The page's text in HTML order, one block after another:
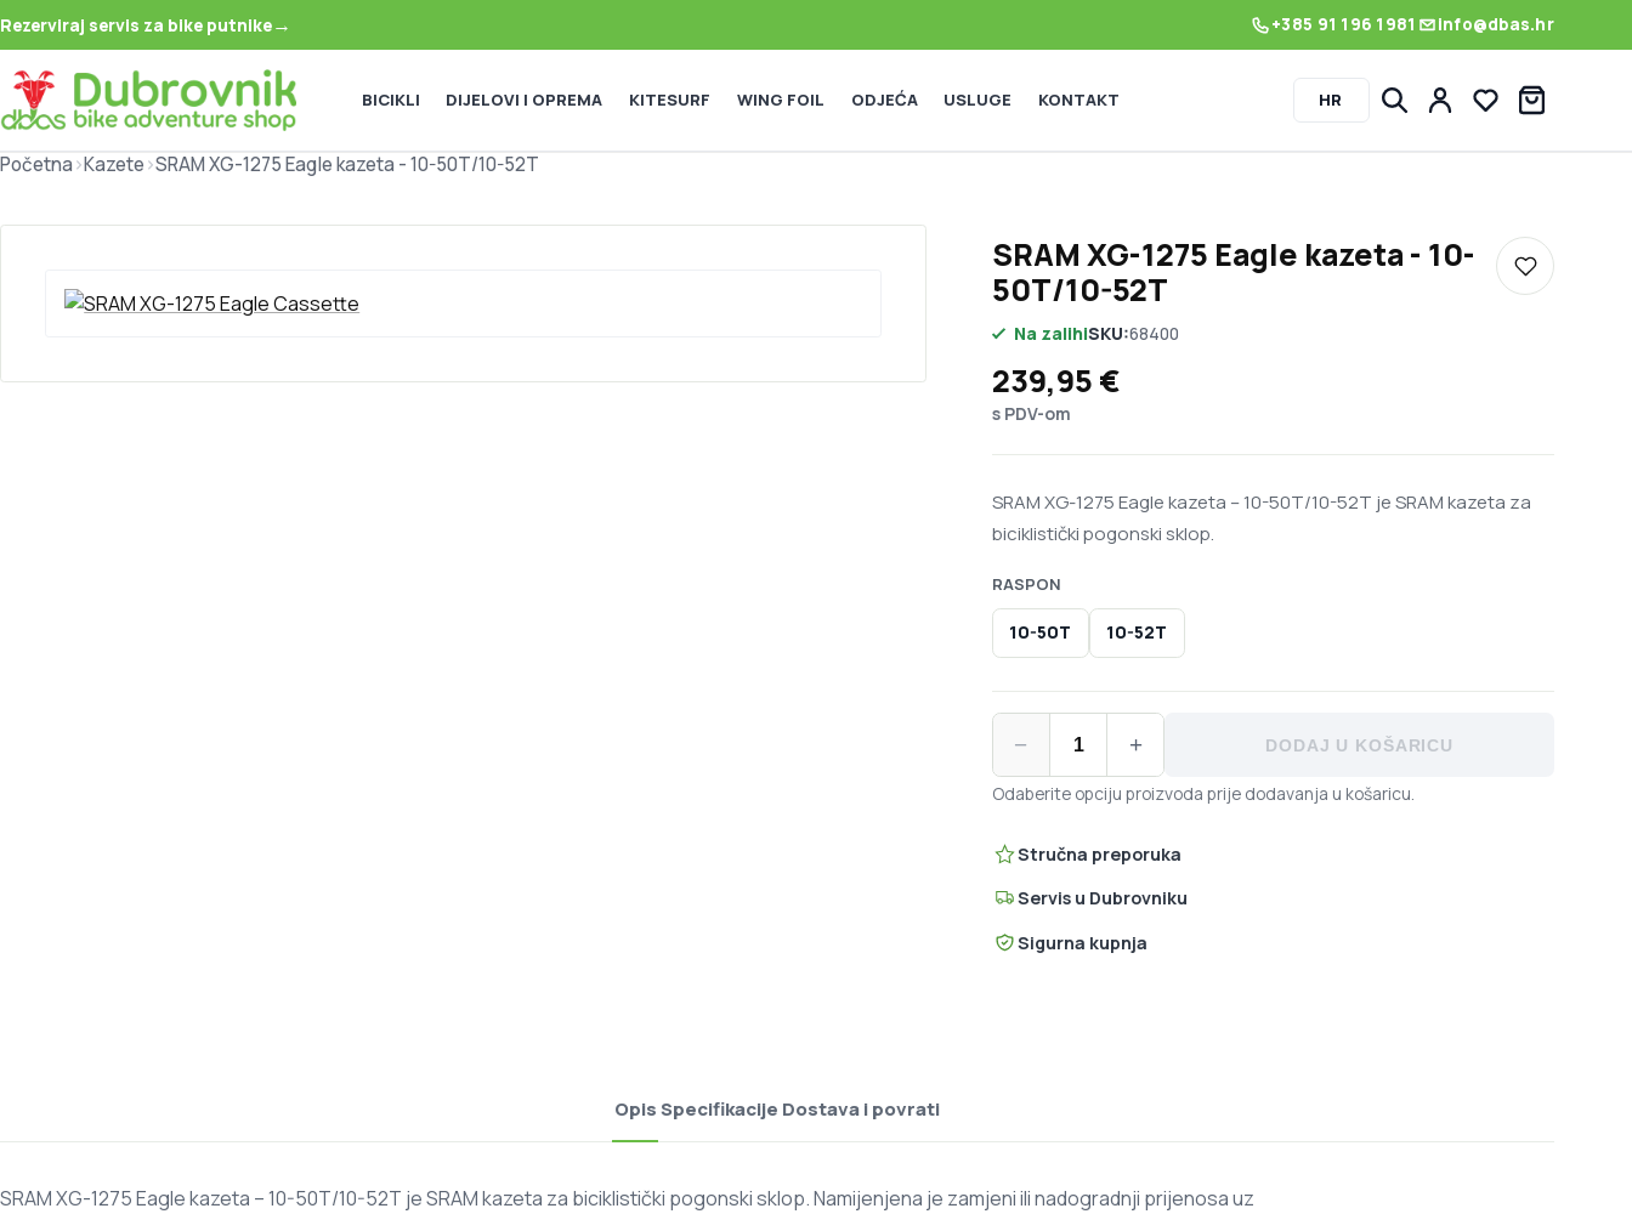
Rezerviraj servis za bike putnike→ +385 91 196 1981 info@dbas.hr
HR Lista želja
BICIKLI DIJELOVI I OPREMA KITESURF WING FOIL ODJEĆA USLUGE KONTAKT
Početna>Kazete>SRAM XG-1275 Eagle kazeta - 10-50T/10-52T
SRAM XG-1275 Eagle kazeta - 10-
50T/10-52T
Dodaj u
Na zalihiSKU:68400
239,95 €
s PDV-om
SRAM XG-1275 Eagle kazeta – 10-50T/10-52T je SRAM kazeta za
biciklistički pogonski sklop.
RASPON
10-50T 10-52T
− + DODAJ U KOŠARICU
Odaberite opciju proizvoda prije dodavanja u košaricu.
Stručna preporuka
Servis u Dubrovniku
Sigurna kupnja
OpisSpecifikacije Dostava i povrati
SRAM XG-1275 Eagle kazeta – 10-50T/10-52T je SRAM kazeta za biciklistički pogonski sklop. Namijenjena je zamjeni ili nadogradnji prijenosa uz